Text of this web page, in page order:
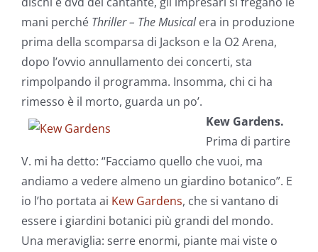
mani perché Thriller – The Musicalera in produzione
prima della scomparsa di Jackson e la O2 Arena,
dopo l’ovvio annullamento dei concerti, sta
rimpolpando il programma. Insomma, chi ci ha
rimesso è il morto, guarda un po’.
Kew Gardens.
Prima di partire
V. mi ha detto: “Facciamo quello che vuoi, ma
andiamo a vedere almeno un giardino botanico”. E
io l’ho portata ai Kew Gardens, che si vantano di
essere i giardini botanici più grandi del mondo.
Una meraviglia: serre enormi, piante mai viste o